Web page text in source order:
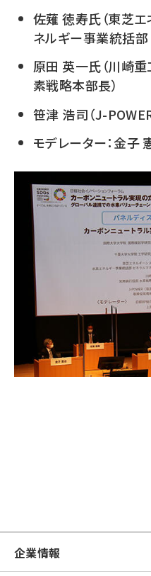
佐薙 徳寿氏（東芝
ネルギー事業統括部
原田 英一氏（川
素戦略本部長）
笹津 浩司（J-
モデレーター：金子
企業情報